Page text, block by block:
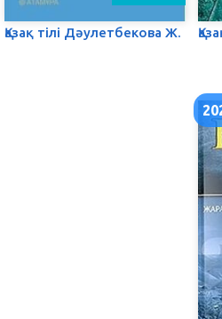
Қазақ тілі Дәулетбекова Ж.